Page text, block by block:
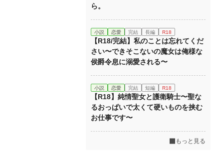
ら。
小説 恋愛 完結 長編 R18
【R18/完結】私のことは忘れてくだ
さい〜できそこないの魔女は俺様な
侯爵令息に溺愛される〜
小説 恋愛 完結 短編 R18
【R18】純情聖女と護衛騎士〜聖な
るおっぱいで太くて硬いものを挟む
お仕事です〜
もっと見る